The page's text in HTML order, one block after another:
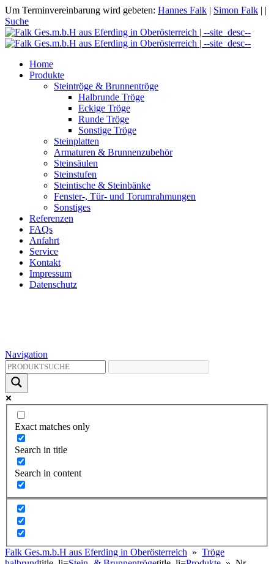
Um Terminvereinbarung wird gebeten: Hannes Falk | Simon Falk | |
Suche
Home
Produkte
Steintröge & Brunnentröge
Halbrunde Tröge
Eckige Tröge
Runde Tröge
Sonstige Tröge
Steinplatten
Armaturen & Brunnenzubehör
Steinsäulen
Steinstufen
Steintische & Steinbänke
Fenster-, Tür- und Torumrahmungen
Sonstiges
Referenzen
FAQs
Anfahrt
Service
Kontakt
Impressum
Datenschutz
Navigation
Exact matches only
Search in title
Search in content
Falk Ges.m.b.H aus Eferding in Oberösterreich » Tröge